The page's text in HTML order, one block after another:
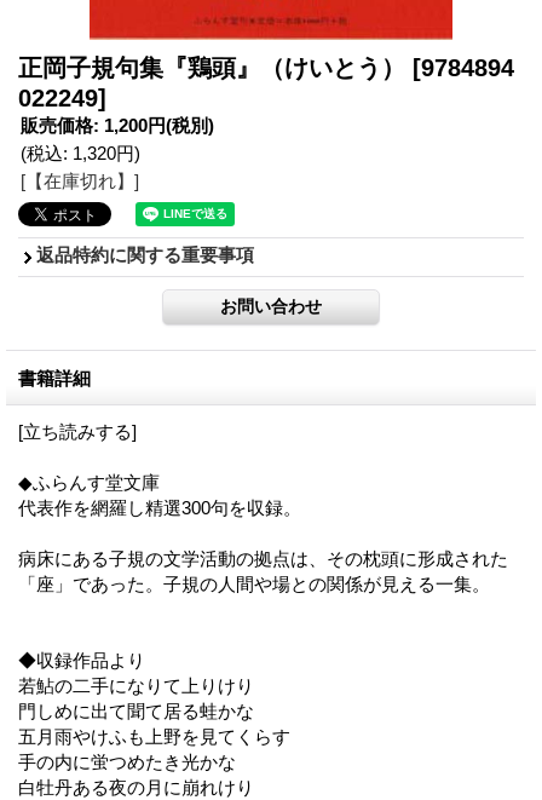
正岡子規句集『鶏頭』（けいとう）
[9784894
022249]
販売価格: 1,200円(税別)
(税込: 1,320円)
[【在庫切れ】]
返品特約に関する重要事項
書籍詳細
[立ち読みする]
◆ふらんす堂文庫
代表作を網羅し精選300句を収録。
病床にある子規の文学活動の拠点は、その枕頭に形成された
「座」であった。子規の人間や場との関係が見える一集。
◆収録作品より
若鮎の二手になりて上りけり
門しめに出て聞て居る蛙かな
五月雨やけふも上野を見てくらす
手の内に蛍つめたき光かな
白牡丹ある夜の月に崩れけり